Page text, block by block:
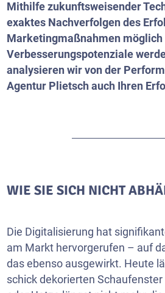
Mithilfe zukunftsweisender
exaktes Nachverfolgen des
Marketingmaßnahmen möglich
Verbesserungspotenziale
analysieren wir von der
Agentur Plietsch auch Ihren
WIE SIE SICH NICHT
Die Digitalisierung hat
am Markt hervorgerufen – auf
das ebenso ausgewirkt. Heute
schick dekorierten